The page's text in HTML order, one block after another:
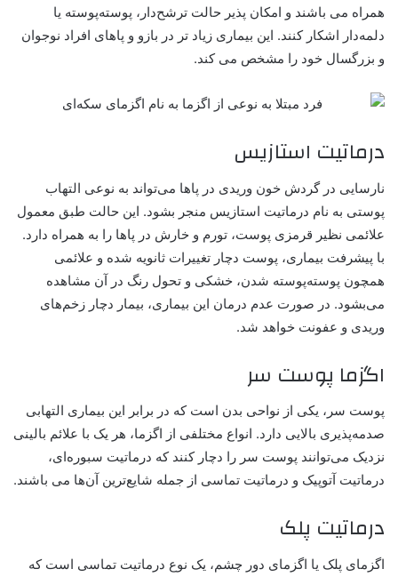
همراه می باشند و امکان پذیر حالت ترشح‌دار، پوسته‌پوسته یا
دلمه‌دار اشکار کنند. این بیماری زیاد تر در بازو و پاهای افراد نوجوان
و بزرگسال خود را مشخص می کند.
درماتیت استازیس
نارسایی در گردش خون وریدی در پاها می‌تواند به نوعی التهاب
پوستی به نام درماتیت استازیس منجر بشود. این حالت طبق معمول
علائمی نظیر قرمزی پوست، تورم و خارش در پاها را به همراه دارد.
با پیشرفت بیماری، پوست دچار تغییرات ثانویه شده و علائمی
همچون پوسته‌پوسته شدن، خشکی و تحول رنگ در آن مشاهده
می‌بشود. در صورت عدم درمان این بیماری، بیمار دچار زخم‌های
وریدی و عفونت خواهد شد.
اگزما پوست سر
پوست سر، یکی از نواحی بدن است که در برابر این بیماری‌ التهابی
صدمه‌پذیری بالایی دارد. انواع مختلفی از اگزما، هر یک با علائم بالینی
نزدیک می‌توانند پوست سر را دچار کنند که درماتیت سبوره‌ای،
درماتیت آتوپیک و درماتیت تماسی از جمله شایع‌ترین آن‌ها می باشند.
درماتیت پلک
اگزمای پلک یا اگزمای دور چشم، یک نوع درماتیت تماسی است که